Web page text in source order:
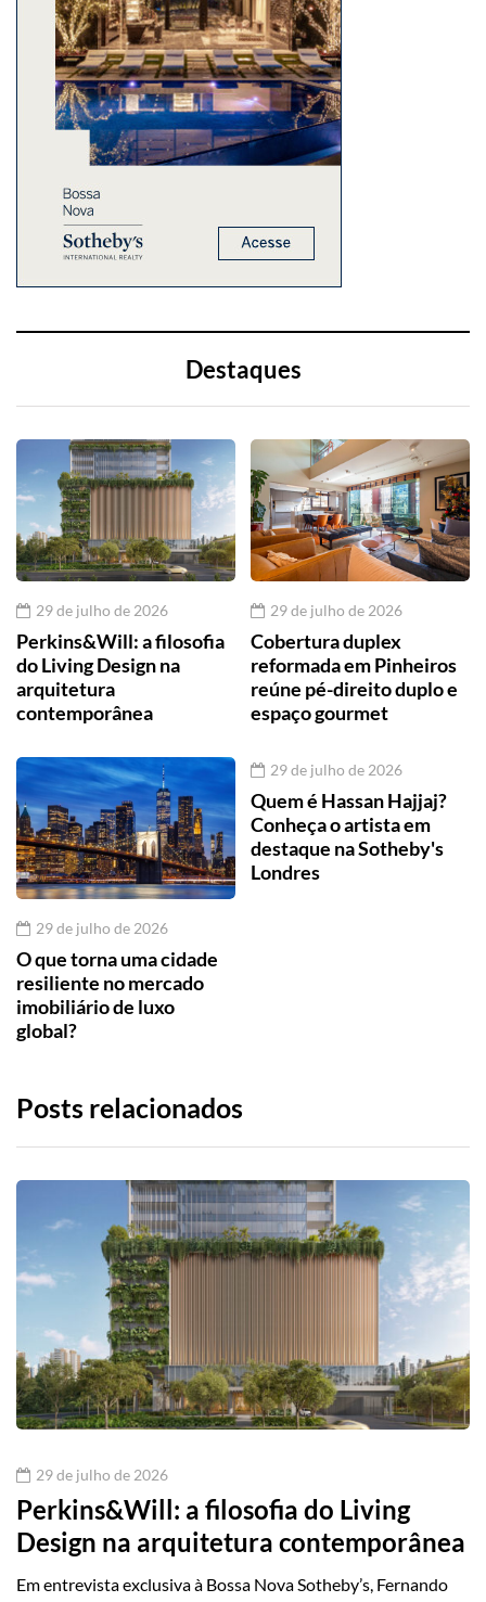
Destaques
29 de julho de 2026
Perkins&Will: a filosofia
do Living Design na
arquitetura
contemporânea
29 de julho de 2026
Cobertura duplex
reformada em Pinheiros
reúne pé-direito duplo e
espaço gourmet
29 de julho de 2026
O que torna uma cidade
resiliente no mercado
imobiliário de luxo
global?
29 de julho de 2026
Quem é Hassan Hajjaj?
Conheça o artista em
destaque na Sotheby's
Londres
Posts relacionados
29 de julho de 2026
Perkins&Will: a filosofia do Living
Design na arquitetura contemporânea
Em entrevista exclusiva à Bossa Nova Sotheby’s, Fernando